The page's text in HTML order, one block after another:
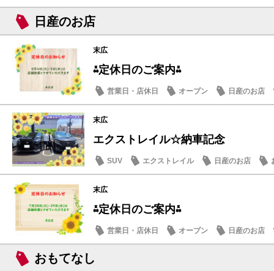
日産のお店
末広
⁂定休日のご案内⁂
営業日・店休日 オープン 日産のお店
末広
エクストレイル☆納車記念
SUV エクストレイル 日産のお店
末広
⁂定休日のご案内⁂
営業日・店休日 オープン 日産のお店
おもてなし